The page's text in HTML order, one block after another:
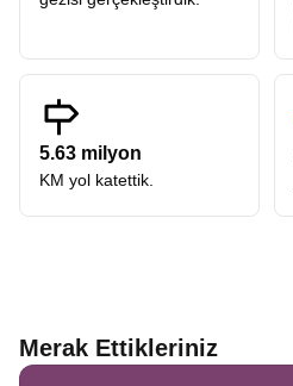
5.63 milyon
KM yol katettik.
Merak Ettikleriniz